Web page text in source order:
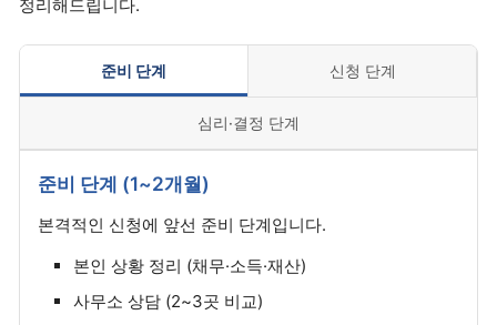
정리해드립니다.
준비 단계 신청 단계
심리·결정 단계
준비 단계 (1~2개월)
본격적인 신청에 앞선 준비 단계입니다.
본인 상황 정리 (채무·소득·재산)
사무소 상담 (2~3곳 비교)